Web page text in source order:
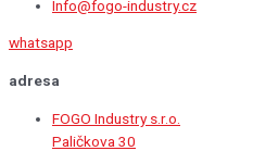
Info@fogo-industry.cz
whatsapp
adresa
FOGO Industry s.r.o.
Paličkova 30